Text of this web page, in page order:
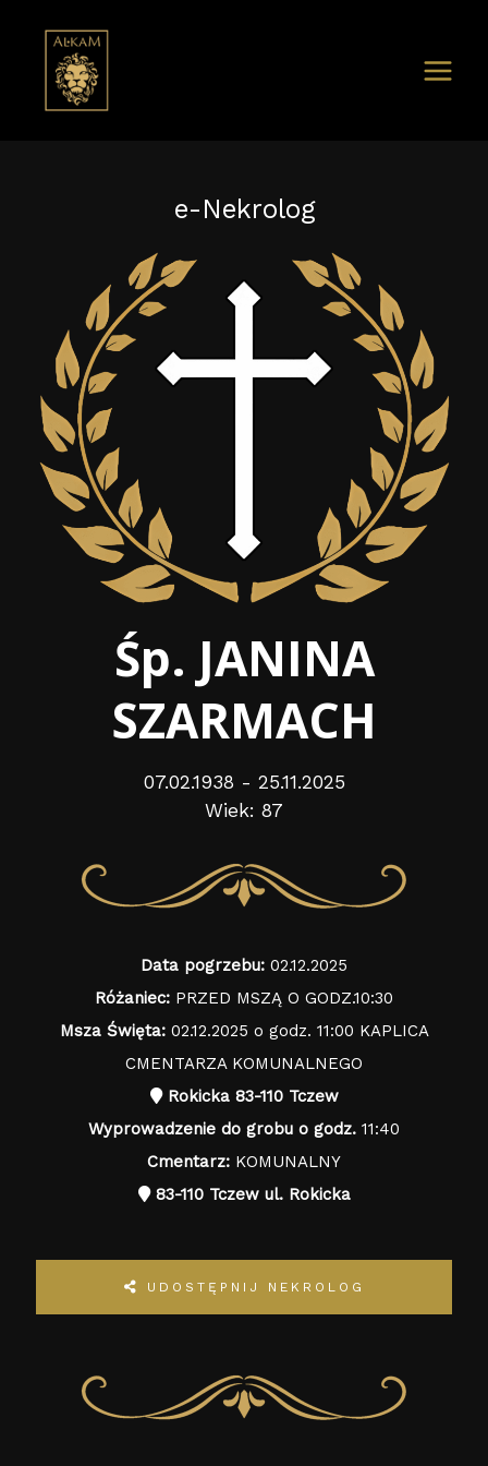
e-Nekrolog
Śp. JANINA
SZARMACH
07.02.1938 - 25.11.2025
Wiek: 87
Data pogrzebu: 02.12.2025
Różaniec: PRZED MSZĄ O GODZ.10:30
Msza Święta:02.12.2025 o godz. 11:00 KAPLICA
CMENTARZA KOMUNALNEGO
Rokicka 83-110 Tczew
Wyprowadzenie do grobu o godz. 11:40
Cmentarz: KOMUNALNY
83-110 Tczew ul. Rokicka
UDOSTĘPNIJ NEKROLOG